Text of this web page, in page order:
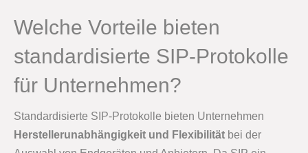
Welche Vorteile bieten
standardisierte SIP-Protokolle
für Unternehmen?
Standardisierte SIP-Protokolle bieten Unternehmen
Herstellerunabhängigkeit und Flexibilität bei der